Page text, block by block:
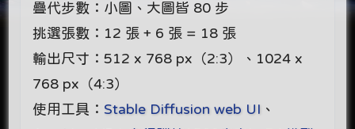
疊代步數：小圖、大圖皆 80 步
挑選張數：12 張 + 6 張 = 18 張
輸出尺寸：512 x 768 px（2:3）、1024 x
768 px（4:3）
使用工具： Stable Diffusion web UI 、